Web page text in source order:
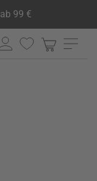
99 €